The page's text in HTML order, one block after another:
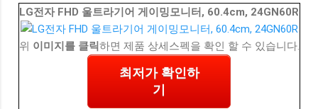
LG전자 FHD 울트라기어 게이밍모니터, 60.4cm, 24GN60R
위 이미지를 클릭하면 제품 상세스펙을 확인 할 수 있습니다.
최저가 확인하
기